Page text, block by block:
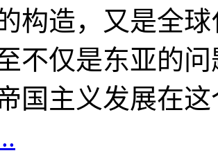
构造，又是全
不仅是东亚的
国主义发展在